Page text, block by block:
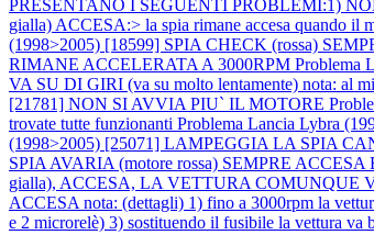
PRESENTANO I SEGUENTI PROBLEMI:1)
gialla) ACCESA:> la spia rimane accesa quando
(1998>2005) [18599] SPIA CHECK (rossa)
RIMANE ACCELERATA A 3000RPM Problema
VA SU DI GIRI (va su molto lentamente) nota: al
[21781] NON SI AVVIA PIU` IL MOTORE
trovate tutte funzionanti Problema Lancia Lybra
(1998>2005) [25071] LAMPEGGIA LA SPIA
SPIA AVARIA (motore rossa) SEMPRE
gialla), ACCESA, LA VETTURA COMUNQUE
ACCESA nota: (dettagli) 1) fino a 3000rpm la
e 2 microrelè) 3) sostituendo il fusibile la vettura va